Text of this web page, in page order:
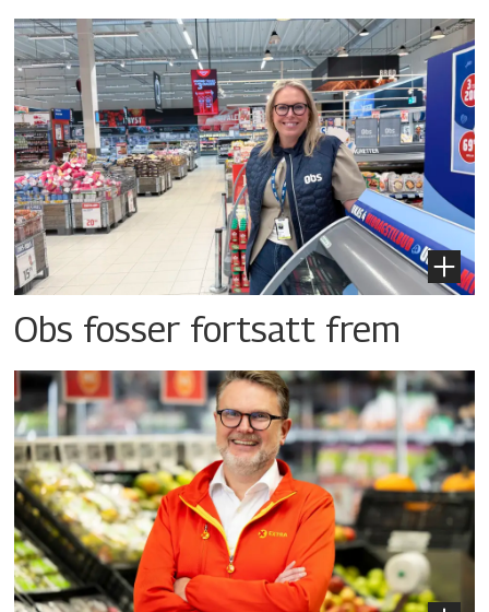
Obs fosser fortsatt frem